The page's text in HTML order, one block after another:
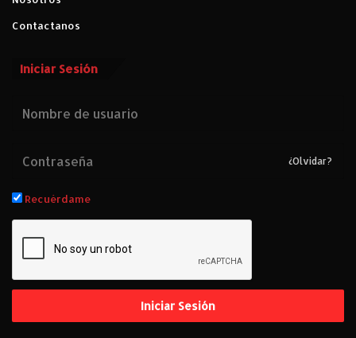
Contactanos
Iniciar Sesión
¿Olvidar?
Recuérdame
Iniciar Sesión